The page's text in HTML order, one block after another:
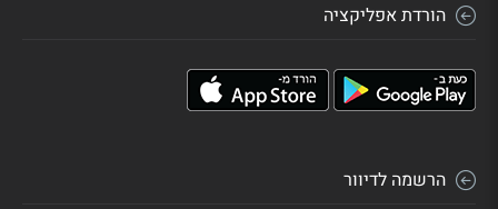
הורדת אפליקציה
הרשמה לדיוור